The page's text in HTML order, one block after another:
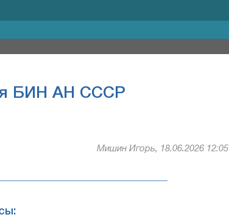
БИН АН СССР
Мишин Игорь, 18.06.2026 12:05